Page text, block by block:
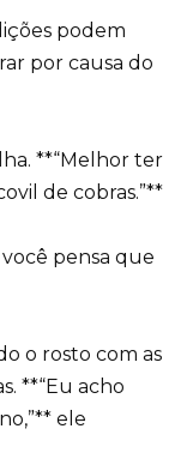
podem
por causa do
**“Melhor ter
de cobras.”**
pensa que
o rosto com as
**“Eu acho
ele